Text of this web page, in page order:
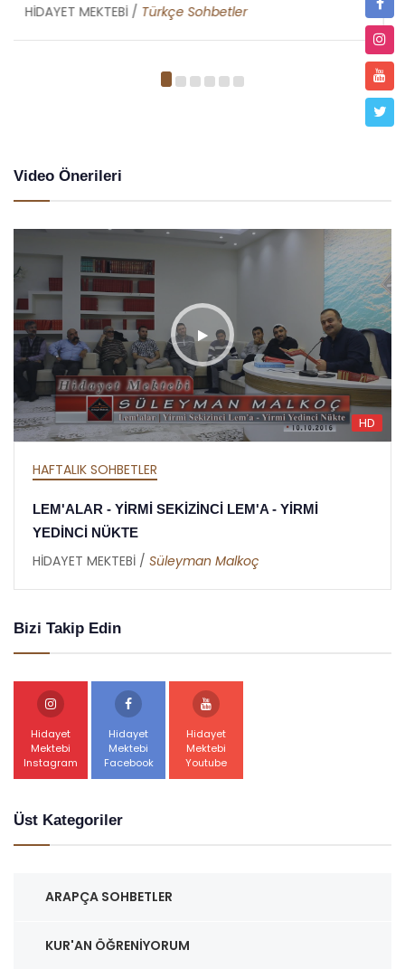
HİDAYET MEKTEBİ /Metin Duymaz
Video Önerileri
HD
HAFTALIK SOHBETLER
MEKTUBAT - YİRMİ DOKUZUNCU MEKTUP -
RAMAZAN RİSALESİ - ALTINCI NÜKTE
HİDAYET MEKTEBİ /Abdullah Akbaş
Bizi Takip Edin
Hidayet
Mektebi
Instagram
Hidayet
Mektebi
Facebook
Hidayet
Mektebi
Youtube
Üst Kategoriler
ARAPÇA SOHBETLER
KUR'AN ÖĞRENIYORUM